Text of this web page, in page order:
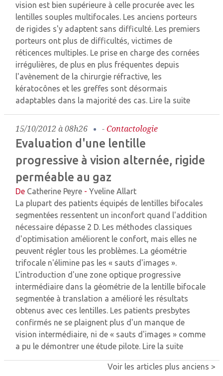
vision est bien supérieure à celle procurée avec les
lentilles souples multifocales. Les anciens porteurs
de rigides s'y adaptent sans difficulté. Les premiers
porteurs ont plus de difficultés, victimes de
réticences multiples. Le prise en charge des cornées
irrégulières, de plus en plus fréquentes depuis
l'avènement de la chirurgie réfractive, les
kératocônes et les greffes sont désormais
adaptables dans la majorité des cas. Lire la suite
15/10/2012 à 08h26 -Contactologie
Evaluation d'une lentille
progressive à vision alternée, rigide
perméable au gaz
De Catherine Peyre - Yveline Allart
La plupart des patients équipés de lentilles bifocales
segmentées ressentent un inconfort quand l'addition
nécessaire dépasse 2 D. Les méthodes classiques
d'optimisation améliorent le confort, mais elles ne
peuvent régler tous les problèmes. La géométrie
trifocale n'élimine pas les « sauts d'images ».
L'introduction d'une zone optique progressive
intermédiaire dans la géométrie de la lentille bifocale
segmentée à translation a amélioré les résultats
obtenus avec ces lentilles. Les patients presbytes
confirmés ne se plaignent plus d'un manque de
vision intermédiaire, ni de « sauts d'images » comme
a pu le démontrer une étude pilote. Lire la suite
Voir les articles plus anciens >